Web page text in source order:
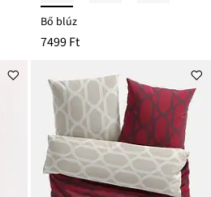
Bő blúz
7499 Ft